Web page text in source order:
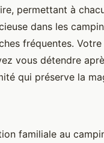
permettant à
dans les
fréquentes. Votre
vous détendre
qui préserve la
familiale au